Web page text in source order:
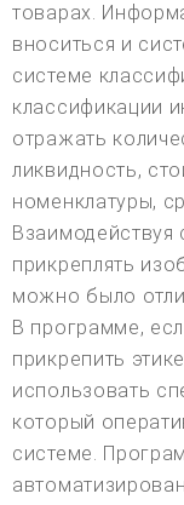
товарах.
вноситься и
системе
классификации
отражать
ликвидность,
номенклатуры,
прикреплять
можно было
В программе,
прикрепить
использовать
который
системе.